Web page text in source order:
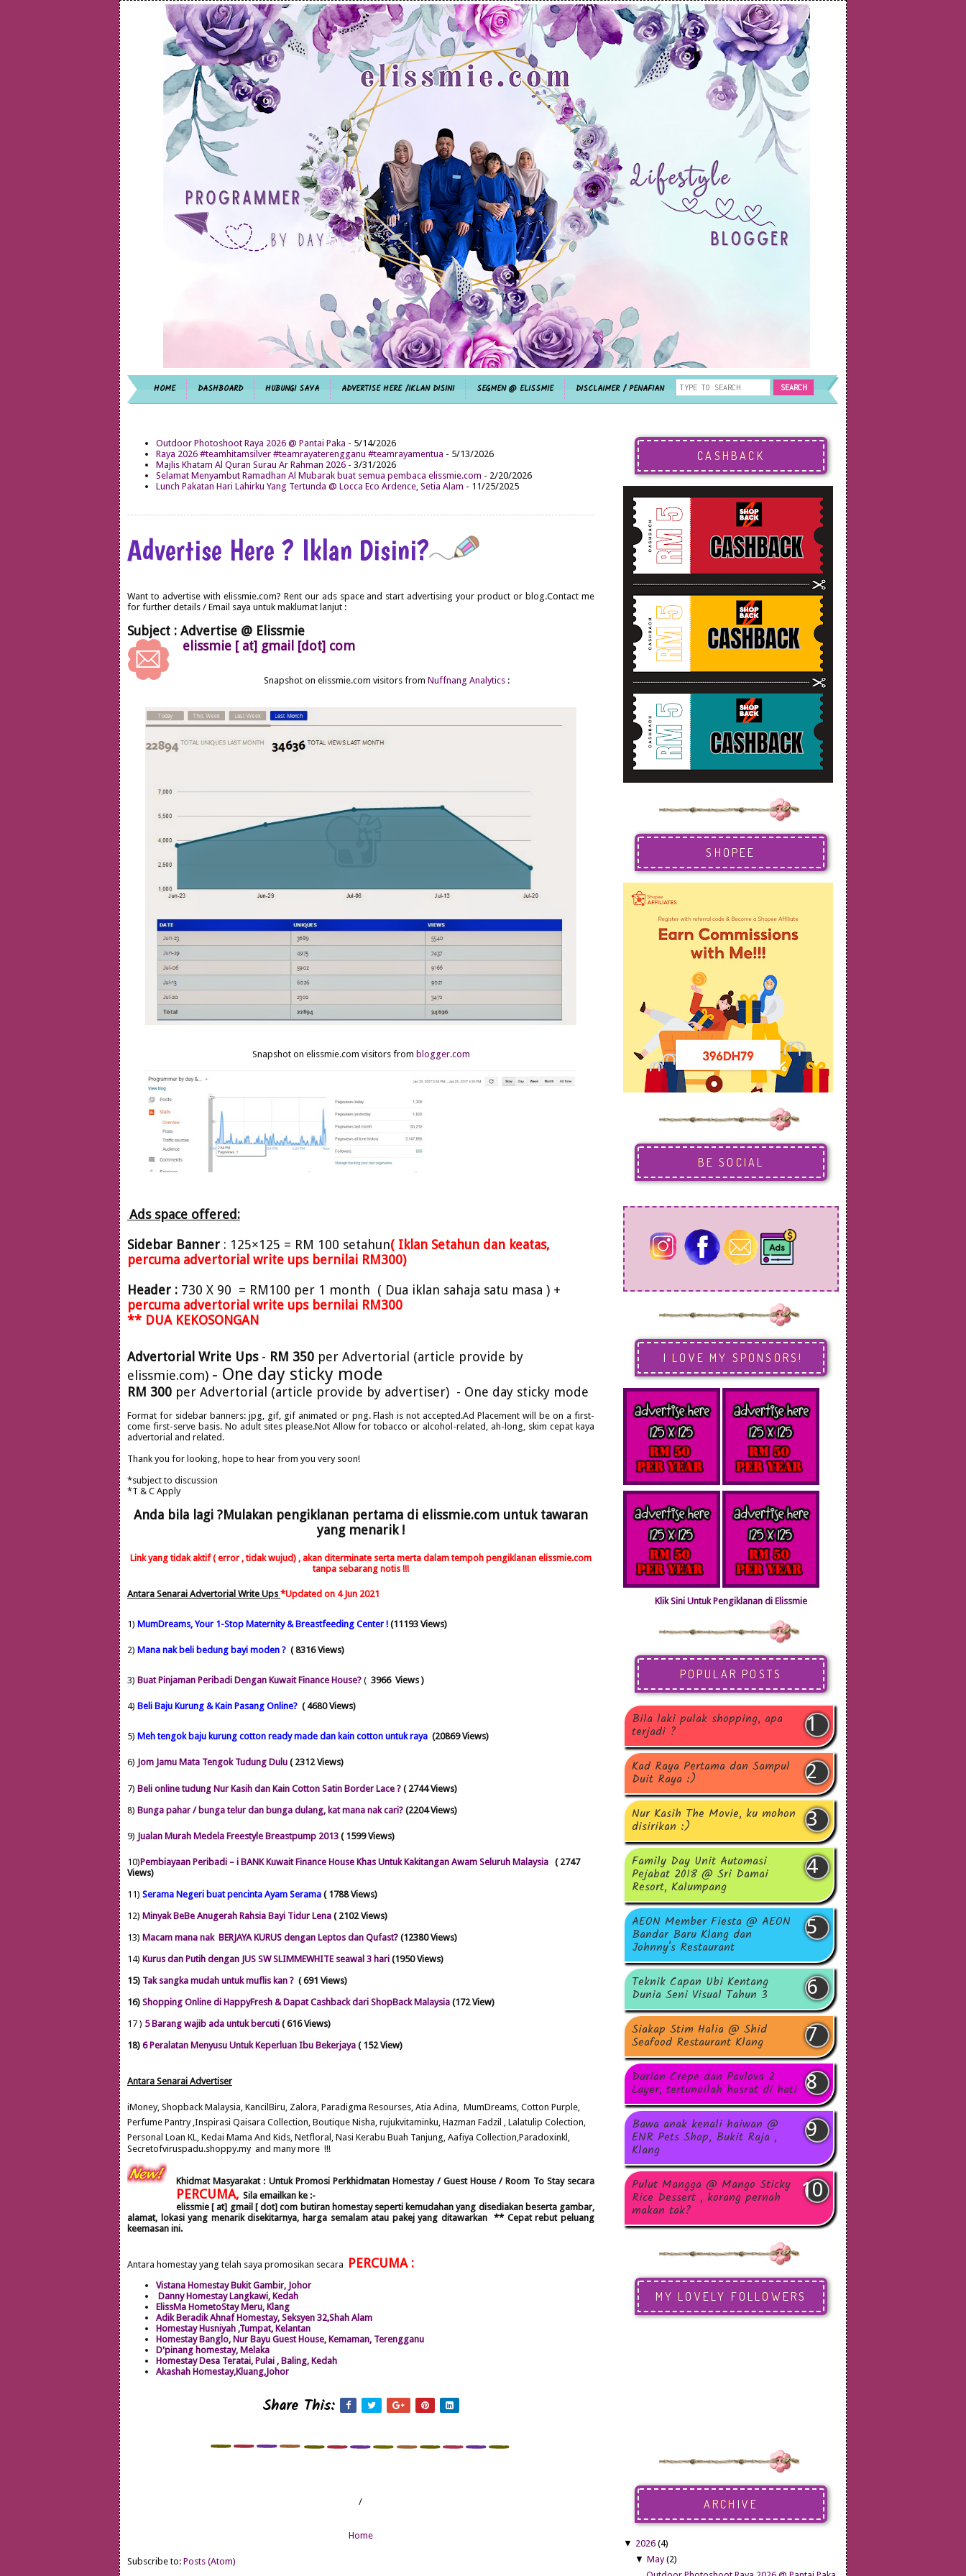
HOME DASHBOARD HUBUNGI SAYA ADVERTISE HERE /IKLAN DISINI SEGMEN @ ELISSMIE DISCLAIMER / PENAFIAN
Outdoor Photoshoot Raya 2026 @ Pantai Paka - 5/14/2026
Raya 2026 #teamhitamsilver #teamrayaterengganu #teamrayamentua - 5/13/2026
Majlis Khatam Al Quran Surau Ar Rahman 2026 - 3/31/2026
Selamat Menyambut Ramadhan Al Mubarak buat semua pembaca elissmie.com - 2/20/2026
Lunch Pakatan Hari Lahirku Yang Tertunda @ Locca Eco Ardence, Setia Alam - 11/25/2025
Advertise Here ? Iklan Disini?
Want to advertise with elissmie.com? Rent our ads space and start advertising your product or blog.Contact me
for further details / Email saya untuk maklumat lanjut :
Subject : Advertise @ Elissmie
elissmie [ at] gmail [dot] com
Snapshot on elissmie.com visitors from Nuffnang Analytics :
Snapshot on elissmie.com visitors from blogger.com
Ads space offered:
Sidebar Banner : 125×125 = RM 100 setahun( Iklan Setahun dan keatas,
percuma advertorial write ups bernilai RM300)
Header : 730 X 90 = RM100 per 1 month ( Dua iklan sahaja satu masa ) +
percuma advertorial write ups bernilai RM300
** DUA KEKOSONGAN
Advertorial Write Ups- RM 350 per Advertorial (article provide by
elissmie.com) - One day sticky mode
RM 300 per Advertorial (article provide by advertiser) - One day sticky mode
Format for sidebar banners: jpg, gif, gif animated or png. Flash is not accepted.Ad Placement will be on a first-
come first-serve basis. No adult sites please.Not Allow for tobacco or alcohol-related, ah-long, skim cepat kaya
advertorial and related.
Thank you for looking, hope to hear from you very soon!
*subject to discussion
*T & C Apply
Anda bila lagi ?Mulakan pengiklanan pertama di elissmie.com untuk tawaran
yang menarik !
Link yang tidak aktif ( error , tidak wujud) , akan diterminate serta merta dalam tempoh pengiklanan elissmie.com
tanpa sebarang notis !!!
Antara Senarai Advertorial Write Ups *Updated on 4 Jun 2021
1) MumDreams, Your 1-Stop Maternity & Breastfeeding Center ! (11193 Views)
2) Mana nak beli bedung bayi moden ? ( 8316 Views)
3) Buat Pinjaman Peribadi Dengan Kuwait Finance House? ( 3966 Views )
4) Beli Baju Kurung & Kain Pasang Online? ( 4680Views)
5) Meh tengok baju kurung cotton ready made dan kain cotton untuk raya (20869 Views)
6) Jom Jamu Mata Tengok Tudung Dulu ( 2312 Views)
7) Beli online tudung Nur Kasih dan Kain Cotton Satin Border Lace ? ( 2744 Views)
8) Bunga pahar / bunga telur dan bunga dulang, kat mana nak cari? (2204 Views)
9) Jualan Murah Medela Freestyle Breastpump 2013 ( 1599 Views)
10)Pembiayaan Peribadi – i BANK Kuwait Finance House Khas Untuk Kakitangan Awam Seluruh Malaysia ( 2747
Views)
11) Serama Negeri buat pencinta Ayam Serama ( 1788 Views)
12) Minyak BeBe Anugerah Rahsia Bayi Tidur Lena ( 2102 Views)
13) Macam mana nak BERJAYA KURUS dengan Leptos dan Qufast? (12380 Views)
14) Kurus dan Putih dengan JUS SW SLIMMEWHITE seawal 3 hari (1950 Views)
15) Tak sangka mudah untuk muflis kan ? ( 691 Views)
16) Shopping Online di HappyFresh & Dapat Cashback dari ShopBack Malaysia (172 View)
17 ) 5 Barang wajib ada untuk bercuti ( 616 Views)
18) 6 Peralatan Menyusu Untuk Keperluan Ibu Bekerjaya ( 152 View)
Antara Senarai Advertiser
iMoney, Shopback Malaysia, KancilBiru, Zalora, Paradigma Resourses , Atia Adina, MumDreams, Cotton Purple,
Perfume Pantry ,Inspirasi Qaisara Collection, Boutique Nisha, rujukvitaminku, Hazman Fadzil , Lalatulip Colection,
Personal Loan KL , Kedai Mama And Kids, Netfloral , Nasi Kerabu Buah Tanjung, Aafiya Collection,Paradoxinkl,
Secretofviruspadu.shoppy.my and many more !!!
Khidmat Masyarakat : Untuk Promosi Perkhidmatan Homestay / Guest House / Room To Stay secara
PERCUMA, Sila emailkan ke :-
elissmie [ at] gmail [ dot] com butiran homestay seperti kemudahan yang disediakan beserta gambar,
alamat, lokasi yang menarik disekitarnya, harga semalam atau pakej yang ditawarkan ** Cepat rebut peluang
keemasan ini.
Antara homestay yang telah saya promosikan secara PERCUMA :
Vistana Homestay Bukit Gambir, Johor
Danny Homestay Langkawi, Kedah
ElissMa HometoStay Meru, Klang
Adik Beradik Ahnaf Homestay, Seksyen 32,Shah Alam
Homestay Husniyah ,Tumpat, Kelantan
Homestay Banglo, Nur Bayu Guest House, Kemaman, Terengganu
D'pinang homestay, Melaka
Homestay Desa Teratai, Pulai , Baling, Kedah
Akashah Homestay,Kluang,Johor
Share This:
/
Home
Subscribe to: Posts (Atom)
CASHBACK
SHOPEE
BE SOCIAL
I LOVE MY SPONSORS!
Klik Sini Untuk Pengiklanan di Elissmie
POPULAR POSTS
Bila laki pulak shopping, apa
terjadi ?
Kad Raya Pertama dan Sampul
Duit Raya :)
Nur Kasih The Movie, ku mohon
disirikan :)
Family Day Unit Automasi
Pejabat 2018 @ Sri Damai
Resort, Kalumpang
AEON Member Fiesta @ AEON
Bandar Baru Klang dan
Johnny's Restaurant
Teknik Capan Ubi Kentang
Dunia Seni Visual Tahun 3
Siakap Stim Halia @ Shid
Seafood Restaurant Klang
Durian Crepe dan Pavlova 2
Layer, tertunailah hasrat di hati
Bawa anak kenali haiwan @
ENR Pets Shop, Bukit Raja ,
Klang
Pulut Mangga @ Mango Sticky
Rice Dessert , korang pernah
makan tak?
MY LOVELY FOLLOWERS
ARCHIVE
▼ 2026 (4)
▼ May (2)